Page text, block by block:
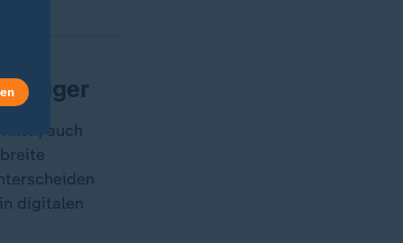
auch
digitalen